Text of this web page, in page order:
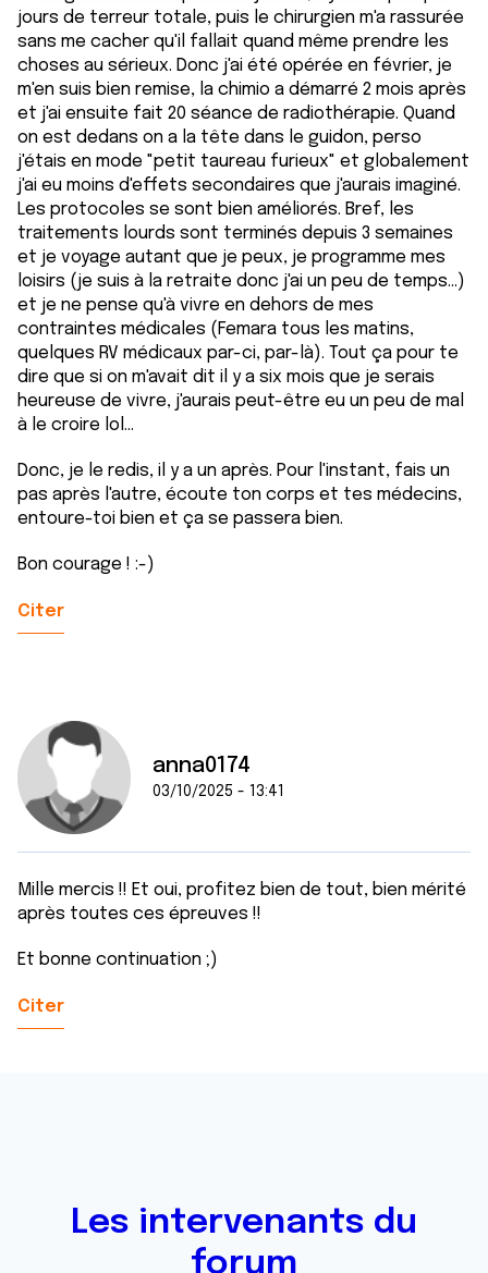
publicité et d'analyse, qui peuvent combiner celles-ci
avec d'autres informations que vous leur avez fournies
ou qu'ils ont collectées lors de votre utilisation de leurs
services.
jours de terreur totale, puis le chirurgien m'a rassurée
sans me cacher qu'il fallait quand même prendre les
choses au sérieux. Donc j'ai été opérée en février, je
m'en suis bien remise, la chimio a démarré 2 mois après
et j'ai ensuite fait 20 séance de radiothérapie. Quand
on est dedans on a la tête dans le guidon, perso
j'étais en mode "petit taureau furieux" et globalement
j'ai eu moins d'effets secondaires que j'aurais imaginé.
Les protocoles se sont bien améliorés. Bref, les
traitements lourds sont terminés depuis 3 semaines
et je voyage autant que je peux, je programme mes
loisirs (je suis à la retraite donc j'ai un peu de temps...)
et je ne pense qu'à vivre en dehors de mes
contraintes médicales (Femara tous les matins,
quelques RV médicaux par-ci, par-là). Tout ça pour te
dire que si on m'avait dit il y a six mois que je serais
heureuse de vivre, j'aurais peut-être eu un peu de mal
à le croire lol...
Donc, je le redis, il y a un après. Pour l'instant, fais un
pas après l'autre, écoute ton corps et tes médecins,
entoure-toi bien et ça se passera bien.
Bon courage ! :-)
Citer
anna0174
03/10/2025 - 13:41
Mille mercis !! Et oui, profitez bien de tout, bien mérité
après toutes ces épreuves !!
Et bonne continuation ;)
Citer
Les intervenants du
forum